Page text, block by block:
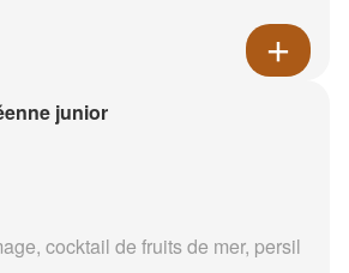
junior
cocktail de fruits de mer, persil